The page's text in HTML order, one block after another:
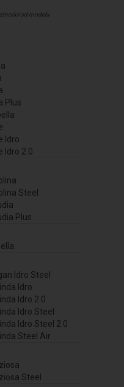
od modelu
Plus
Idro
Idro 2.0
Steel
Plus
Idro Steel
Idro
Idro 2.0
Idro Steel
Idro Steel 2.0
Steel Air
Steel